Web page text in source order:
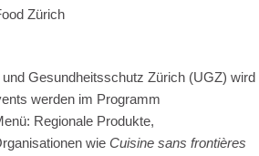
Zürich
Gesundheitsschutz Zürich (UGZ) wird
werden im Programm
Regionale Produkte,
wie Cuisine sans frontières